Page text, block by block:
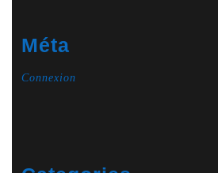
Méta
Connexion